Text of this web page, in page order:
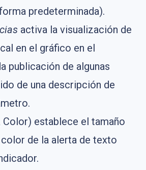
predeterminada).
activa la visualización de
en el gráfico en el
publicación de algunas
de una descripción de
Color) establece el tamaño
de la alerta de texto